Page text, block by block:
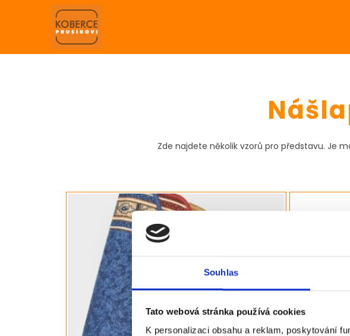
Souhlas
Tato webová stránka používá cookies
K personalizaci obsahu a reklam, poskytování
Zde najdete několik vzorů pro představu. Je